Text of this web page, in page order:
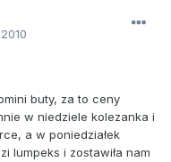
buty, za to ceny
w niedziele kolezanka i
a w poniedziałek
lumpeks i zostawiła nam